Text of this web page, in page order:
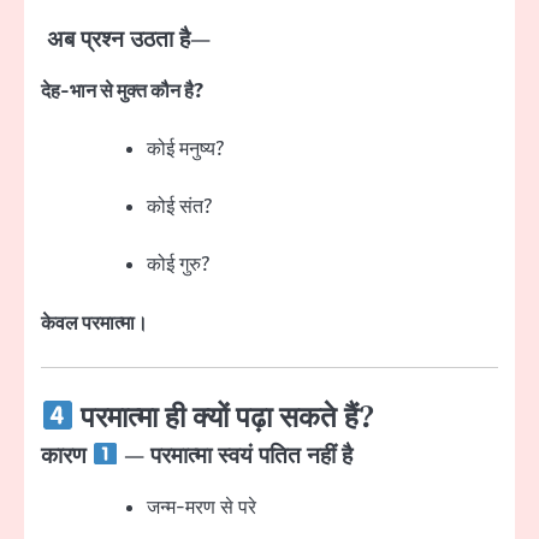
अब प्रश्न उठता है—
देह-भान से मुक्त कौन है?
कोई मनुष्य?
कोई संत?
कोई गुरु?
केवल परमात्मा।
परमात्मा ही क्यों पढ़ा सकते हैं?
कारण — परमात्मा स्वयं पतित नहीं है
जन्म-मरण से परे